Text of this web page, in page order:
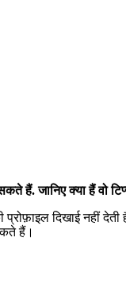
हैं. जानिए क्या हैं वो
दिखाई नहीं
हैं।